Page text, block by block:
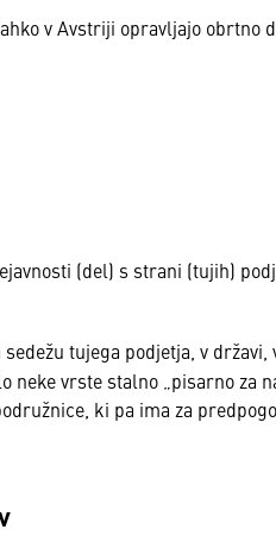
v Avstriji opravljajo obrtno
(del) s strani (tujih)
tujega podjetja, v državi,
neke vrste stalno „pisarno za
ki pa ima za